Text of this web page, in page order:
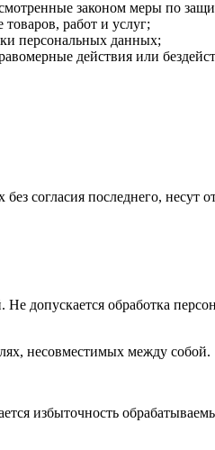
законом меры по
работ и услуг;
персональных данных;
действия или
согласия последнего, несут
допускается обработка
несовместимых между собой.
избыточность